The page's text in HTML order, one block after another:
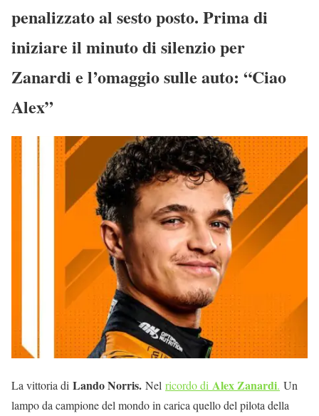
penalizzato al sesto posto. Prima di
iniziare il minuto di silenzio per
Zanardi e l’omaggio sulle auto: “Ciao
Alex”
La vittoria di Lando Norris. Nel ricordo di Alex Zanardi. Un
lampo da campione del mondo in carica quello del pilota della